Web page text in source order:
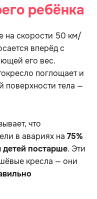
ребёнка
на скорости 50 км/
вперёд с
его вес.
поглощает и
поверхности тела —
что
в авариях на 75%
детей постарше. Эти
кресла — они